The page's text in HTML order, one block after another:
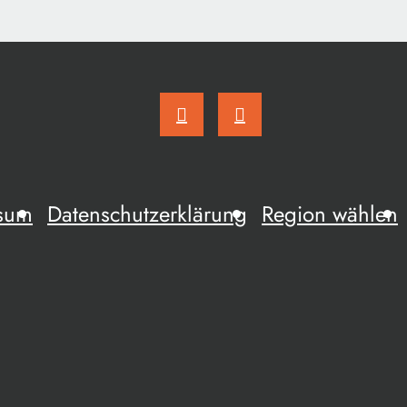
Datenschutzerklärung Region wählen